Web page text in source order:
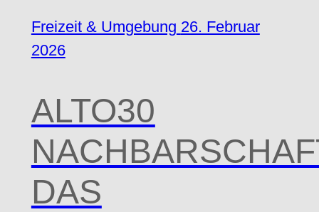
Freizeit & Umgebung 26. Februar
2026
ALTO30
DAS